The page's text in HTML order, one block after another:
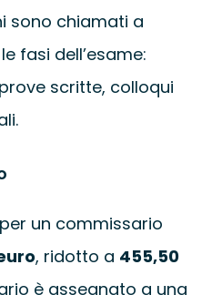
sono chiamati a
fasi dell’esame:
scritte, colloqui
per un commissario
, ridotto a 455,50
è assegnato a una